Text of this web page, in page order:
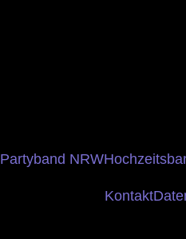
Partyband NRW
Kontakt